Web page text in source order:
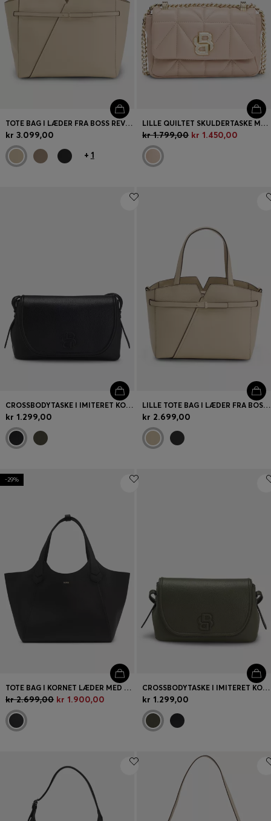
TOTE BAG I LÆDER FRA BOSS REVERS MED BÆLTEDETALJE
kr 3.099,00
+ 1
LILLE QUILTET SKULDERTASKE MED DOBBELT B-MONOGRAM
kr 1.799,00 kr 1.450,00
CROSSBODYTASKE I IMITERET KORNET LÆDER MED DOBBELT B-MONOGRAM
kr 1.299,00
LILLE TOTE BAG I LÆDER FRA BOSS REVERS MED BÆLTEDETALJE
kr 2.699,00
-29%
TOTE BAG I KORNET LÆDER MED LOGOBOGSTAVER
kr 2.699,00 kr 1.900,00
CROSSBODYTASKE I IMITERET KORNET LÆDER MED DOBBELT B-MONOGRAM
kr 1.299,00